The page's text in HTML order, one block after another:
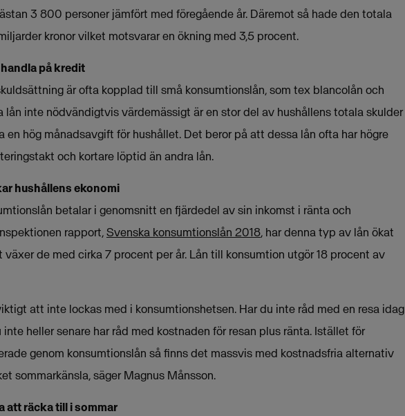
3 800 personer jämfört med föregående år. Däremot så hade den totala
kronor vilket motsvarar en ökning med 3,5 procent.
på kredit
är ofta kopplad till små konsumtionslån, som tex blancolån och
lån inte nödvändigtvis värdemässigt är en stor del av hushållens totala skulder
en hög månadsavgift för hushållet. Det beror på att dessa lån ofta har högre
och kortare löptid än andra lån.
hushållens ekonomi
betalar i genomsnitt en fjärdedel av sin inkomst i ränta och
rapport,Svenska konsumtionslån 2018, har denna typ av lån ökat
de med cirka 7 procent per år. Lån till konsumtion utgör 18 procent av
att inte lockas med i konsumtionshetsen. Har du inte råd med en resa idag
heller senare har råd med kostnaden för resan plus ränta. Istället för
genom konsumtionslån så finns det massvis med kostnadsfria alternativ
sommarkänsla, säger Magnus Månsson.
att räcka till i sommar